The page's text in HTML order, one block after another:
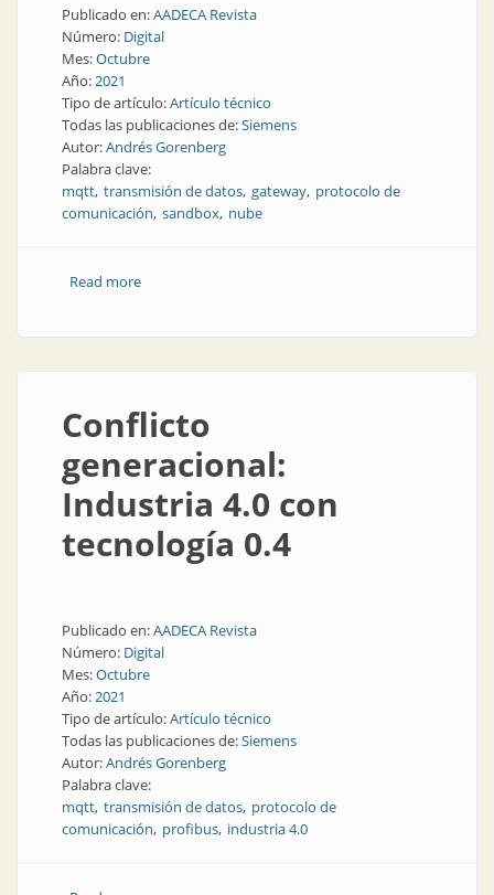
Publicado en:AADECA Revista
Número: Digital
Mes:Octubre
Año:2021
Tipo de artículo:Artículo técnico
Todas las publicaciones de:Siemens
Autor:Andrés Gorenberg
Palabra clave:
mqtt transmisión de datos gateway protocolo de
comunicación sandbox nube
Read moreabout Selección del gateway industrial IoT adecuado
Conflicto
generacional:
Industria 4.0 con
tecnología 0.4
Publicado en:AADECA Revista
Número: Digital
Mes:Octubre
Año:2021
Tipo de artículo:Artículo técnico
Todas las publicaciones de:Siemens
Autor:Andrés Gorenberg
Palabra clave:
mqtt transmisión de datos protocolo de
comunicación profibus industria 4.0